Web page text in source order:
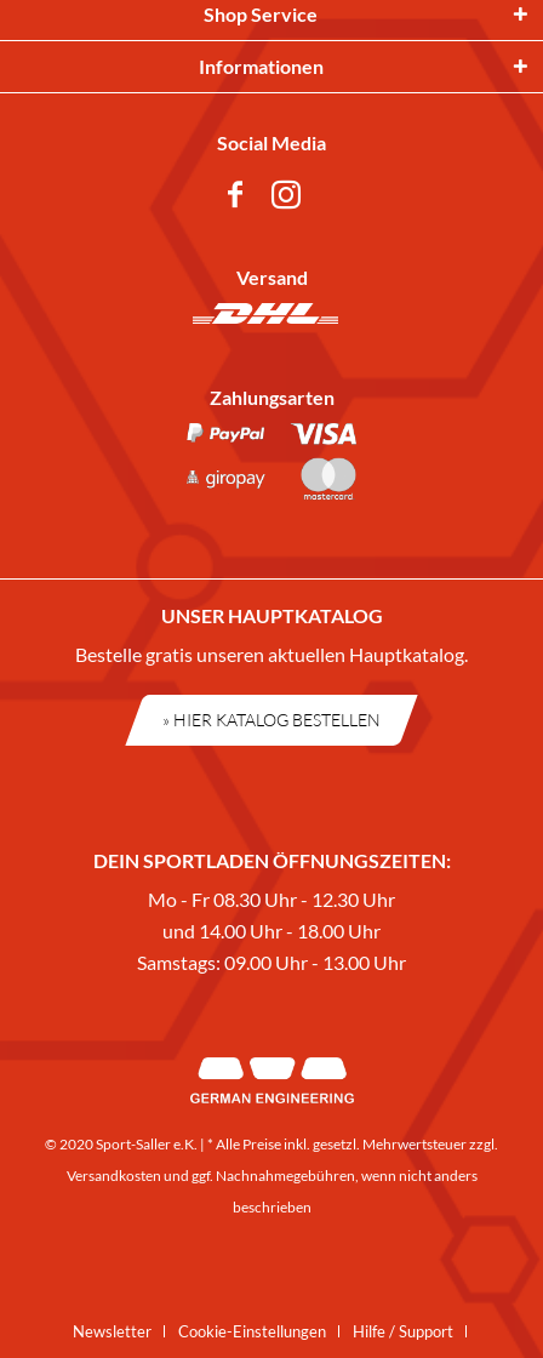
Shop Service
Informationen
Social Media
Versand
Zahlungsarten
UNSER HAUPTKATALOG
Bestelle gratis unseren aktuellen Hauptkatalog.
» HIER KATALOG BESTELLEN
DEIN SPORTLADEN ÖFFNUNGSZEITEN:
Mo - Fr 08.30 Uhr - 12.30 Uhr
und 14.00 Uhr - 18.00 Uhr
Samstags: 09.00 Uhr - 13.00 Uhr
© 2020 Sport-Saller e.K. | * Alle Preise inkl. gesetzl. Mehrwertsteuer zzgl.
Versandkosten und ggf. Nachnahmegebühren, wenn nicht anders
beschrieben
Newsletter Cookie-Einstellungen Hilfe / Support